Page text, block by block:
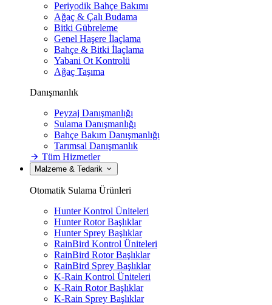
Periyodik Bahçe Bakımı
Ağaç & Çalı Budama
Bitki Gübreleme
Genel Haşere İlaçlama
Bahçe & Bitki İlaçlama
Yabani Ot Kontrolü
Ağaç Taşıma
Danışmanlık
Peyzaj Danışmanlığı
Sulama Danışmanlığı
Bahçe Bakım Danışmanlığı
Tarımsal Danışmanlık
Tüm Hizmetler
Malzeme & Tedarik
Otomatik Sulama Ürünleri
Hunter Kontrol Üniteleri
Hunter Rotor Başlıklar
Hunter Sprey Başlıklar
RainBird Kontrol Üniteleri
RainBird Rotor Başlıklar
RainBird Sprey Başlıklar
K-Rain Kontrol Üniteleri
K-Rain Rotor Başlıklar
K-Rain Sprey Başlıklar